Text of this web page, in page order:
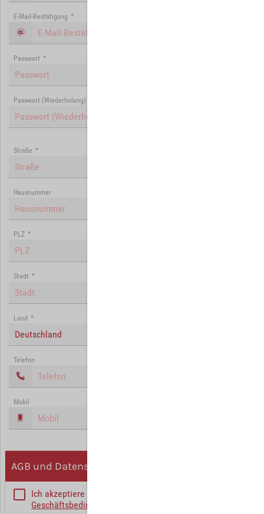
E-Mail-Bestätigung *
Passwort *
Passwort (Wiederholung)
Straße *
Hausnummer
PLZ *
Stadt *
Land *
Deutschland
Telefon
Mobil
AGB und Datenschutz
Ich akzeptiere die
Geschäftsbedingungen